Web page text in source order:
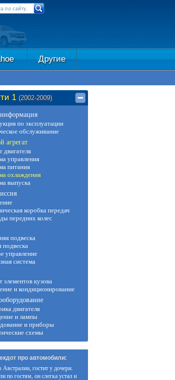
Другие
1 (2002-2009)
по эксплуатации
обслуживание
агрегат
двигателя
управления
питания
охлаждения
выпуска
коробка передач
передних колес
подвеска
подвеска
управление
система
элементов кузова
и кондиционирование
двигателя
и лампы
и приборы
схемы
про автомобили:
гостит у дочери.
по гостям, он слегка устал и